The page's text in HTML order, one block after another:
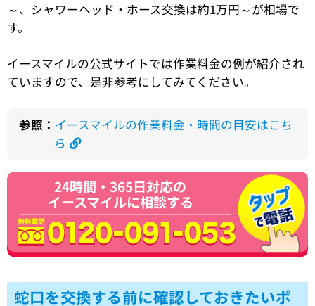
～、シャワーヘッド・ホース交換は約1万円～が相場で
す。
イースマイルの公式サイトでは作業料金の例が紹介され
ていますので、是非参考にしてみてください。
参照： イースマイルの作業料金・時間の目安はこち
ら
24時間・365日対応の
イースマイルに相談する
蛇口を交換する前に確認しておきたいポ